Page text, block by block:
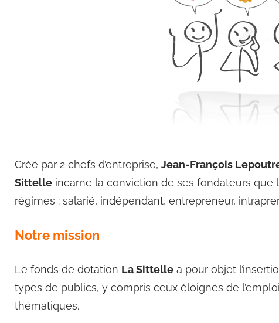
Créé par 2 chefs d’entreprise, Jean-François
Sittelleincarne la conviction de ses fondateurs que
régimes : salarié, indépendant, entrepreneur,
Notre mission
Le fonds de dotation La Sittellea pour objet
types de publics, y compris ceux éloignés de
thématiques.